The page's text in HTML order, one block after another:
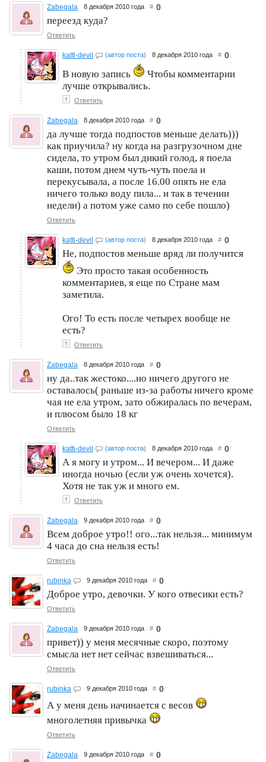
Zabegala 8 декабря 2010 года # 0
переезд куда?
Ответить
katti-devil (автор поста) 8 декабря 2010 года # 0
В новую запись
Чтобы комментарии
лучше открывались.
↑ Ответить
Zabegala 8 декабря 2010 года # 0
да лучше тогда подпостов меньше делать)))
как приучила? ну когда на разгрузочном дне
сидела, то утром был дикий голод, я поела
каши, потом днем чуть-чуть поела и
перекусывала, а после 16.00 опять не ела
ничего только воду пила... и так в течении
недели) а потом уже само по себе пошло)
Ответить
katti-devil (автор поста) 8 декабря 2010 года # 0
Не, подпостов меньше вряд ли получится
Это просто такая особенность
комментариев, я еще по Стране мам
заметила.
Ого! То есть после четырех вообще не
есть?
↑ Ответить
Zabegala 8 декабря 2010 года # 0
ну да..так жестоко....но ничего другого не
оставалось( раньше из-за работы ничего кроме
чая не ела утром, зато обжиралась по вечерам,
и плюсом было 18 кг
Ответить
katti-devil (автор поста) 8 декабря 2010 года # 0
А я могу и утром... И вечером... И даже
иногда ночью (если уж очень хочется).
Хотя не так уж и много ем.
↑ Ответить
Zabegala 9 декабря 2010 года # 0
Всем доброе утро!! ого...так нельзя... минимум
4 часа до сна нельзя есть!
Ответить
rubinka 9 декабря 2010 года # 0
Доброе утро, девочки. У кого отвесики есть?
Ответить
Zabegala 9 декабря 2010 года # 0
привет)) у меня месячные скоро, поэтому
смысла нет нет сейчас взвешиваться...
Ответить
rubinka 9 декабря 2010 года # 0
А у меня день начинается с весов
многолетняя привычка
Ответить
Zabegala 9 декабря 2010 года # 0